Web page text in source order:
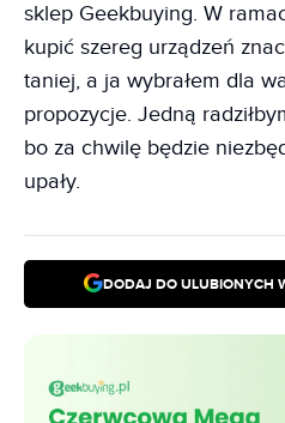
sklep Geekbuying. W
kupić szereg urządzeń
taniej, a ja wybrałem dla
propozycje. Jedną
bo za chwilę będzie
upały.
DODAJ DO ULUBIONYCH